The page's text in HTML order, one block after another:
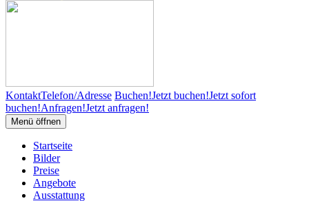
KontaktTelefon/Adresse Buchen!Jetzt buchen!Jetzt sofort
buchen!Anfragen!Jetzt anfragen!
Menü öffnen
Startseite
Bilder
Preise
Angebote
Ausstattung